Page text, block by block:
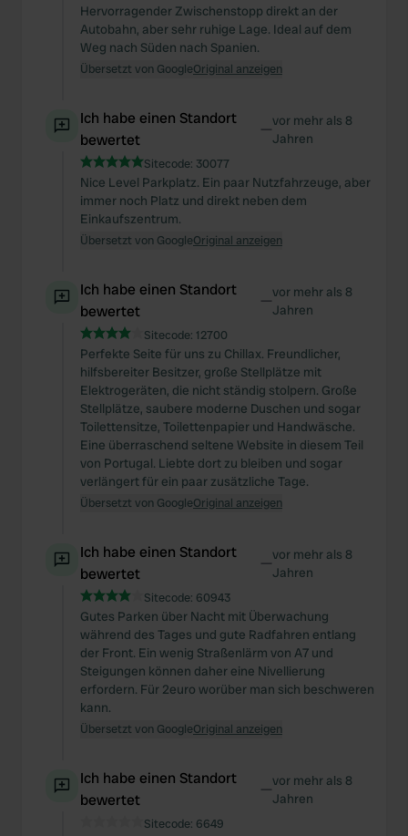
Hervorragender Zwischenstopp direkt an der
Autobahn, aber sehr ruhige Lage. Ideal auf dem
Weg nach Süden nach Spanien.
Übersetzt von GoogleOriginal anzeigen
Ich habe einen Standort
bewertet
—vor mehr als 8
Jahren
Sitecode: 30077
Nice Level Parkplatz. Ein paar Nutzfahrzeuge, aber
immer noch Platz und direkt neben dem
Einkaufszentrum.
Übersetzt von GoogleOriginal anzeigen
Ich habe einen Standort
bewertet
—vor mehr als 8
Jahren
Sitecode: 12700
Perfekte Seite für uns zu Chillax. Freundlicher,
hilfsbereiter Besitzer, große Stellplätze mit
Elektrogeräten, die nicht ständig stolpern. Große
Stellplätze, saubere moderne Duschen und sogar
Toilettensitze, Toilettenpapier und Handwäsche.
Eine überraschend seltene Website in diesem Teil
von Portugal. Liebte dort zu bleiben und sogar
verlängert für ein paar zusätzliche Tage.
Übersetzt von GoogleOriginal anzeigen
Ich habe einen Standort
bewertet
—vor mehr als 8
Jahren
Sitecode: 60943
Gutes Parken über Nacht mit Überwachung
während des Tages und gute Radfahren entlang
der Front. Ein wenig Straßenlärm von A7 und
Steigungen können daher eine Nivellierung
erfordern. Für 2euro worüber man sich beschweren
kann.
Übersetzt von GoogleOriginal anzeigen
Ich habe einen Standort
bewertet
—vor mehr als 8
Jahren
Sitecode: 6649